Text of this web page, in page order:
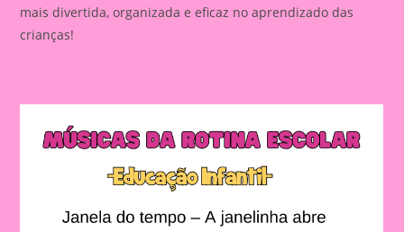
mais divertida, organizada e eficaz no aprendizado das
crianças!